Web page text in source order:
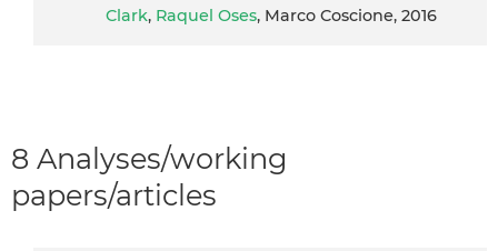
Clark, Raquel Oses, Marco Coscione, 2016
8 Analyses/working
papers/articles